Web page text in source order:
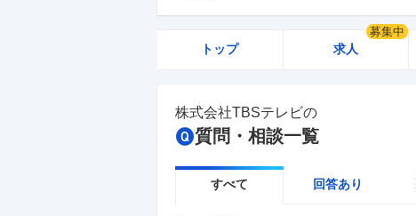
トップ 求人
募集中
株式会社TBSテレビの
質問・相談一覧
すべて 回答あり